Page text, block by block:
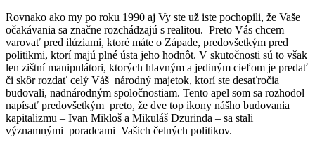
Rovnako ako my po roku 1990 aj Vy ste už iste pochopili, že Vaše
očakávania sa značne rozchádzajú s realitou. Preto Vás chcem
varovať pred ilúziami, ktoré máte o Západe, predovšetkým pred
politikmi, ktorí majú plné ústa jeho hodnôt. V skutočnosti sú to však
len zištní manipulátori, ktorých hlavným a jediným cieľom je predať
či skôr rozdať celý Váš národný majetok, ktorí ste desaťročia
budovali, nadnárodným spoločnostiam. Tento apel som sa rozhodol
napísať predovšetkým preto, že dve top ikony nášho budovania
kapitalizmu – Ivan Mikloš a Mikuláš Dzurinda – sa stali
významnými poradcami Vašich čelných politikov.